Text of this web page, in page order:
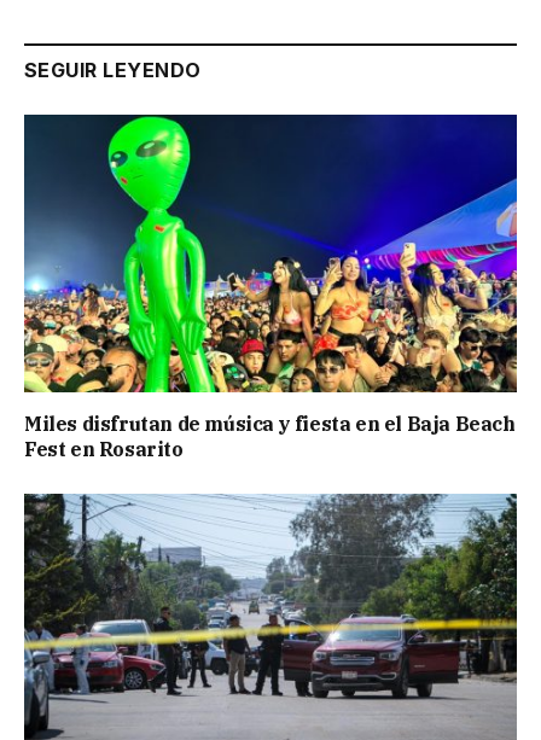
SEGUIR LEYENDO
Miles disfrutan de música y fiesta en el Baja Beach
Fest en Rosarito